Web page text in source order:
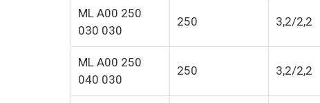
ML A00 250
030 030
250 3,2/2,2
ML A00 250
040 030
250 3,2/2,2